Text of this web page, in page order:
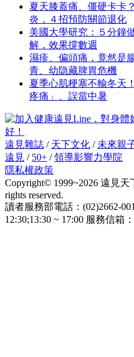
夏天膝蓋痛、僵硬卡卡
炎，４招預防關節退化
美國大學研究：５分鐘
解，效果撐數週
濕疹、偏頭痛，竟然是
青、幼隐藏脾胃危機
夏季心肌梗塞不輸冬天
疼痛」、誤當中暑
好！
遠見雜誌 / 天下文化 / 未來親
遠見 / 50+ /領導影響力學院
隱私權政策
Copyright© 1999~2026 遠見
rights reserved.
讀者服務部電話：(02)2662-
12:30;13:30 ~ 17:00 服務信箱：